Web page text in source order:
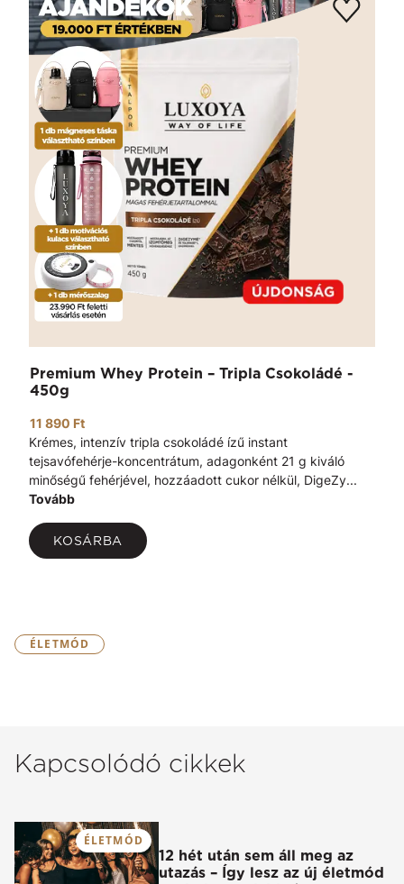
Premium Whey Protein – Tripla Csokoládé -
450g
11 890 Ft
Krémes, intenzív tripla csokoládé ízű instant
tejsavófehérje-koncentrátum, adagonként 21 g kiváló
minőségű fehérjével, hozzáadott cukor nélkül, DigeZy...
Tovább
KOSÁRBA
ÉLETMÓD
Kapcsolódó cikkek
ÉLETMÓD
12 hét után sem áll meg az
utazás – Így lesz az új életmód